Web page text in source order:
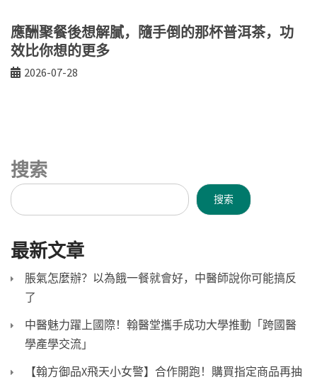
應酬聚餐後想解膩，隨手倒的那杯普洱茶，功
效比你想的更多
2026-07-28
搜索
搜索
最新文章
脹氣怎麼辦？以為餓一餐就會好，中醫師說你可能搞反
了
中醫魅力躍上國際！翰醫堂攜手成功大學推動「跨國醫
學產學交流」
【翰方御品X飛天小女警】合作開跑！購買指定商品再抽